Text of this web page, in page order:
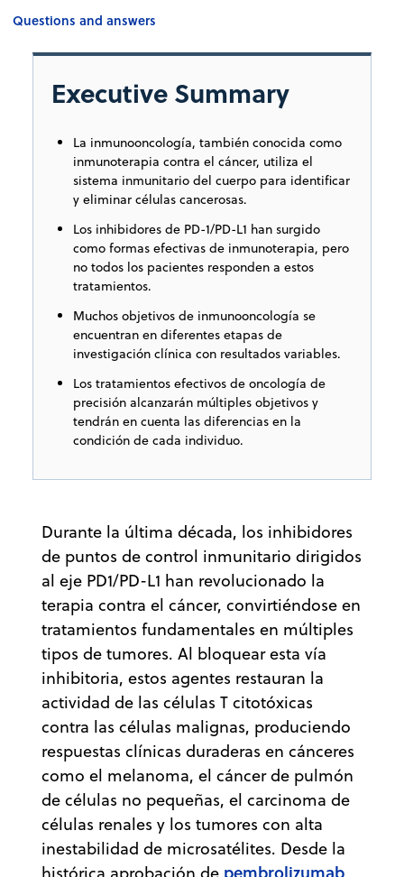
Questions and answers
Executive Summary
La inmunooncología, también conocida como
inmunoterapia contra el cáncer, utiliza el
sistema inmunitario del cuerpo para identificar
y eliminar células cancerosas.
Los inhibidores de PD-1/PD-L1 han surgido
como formas efectivas de inmunoterapia, pero
no todos los pacientes responden a estos
tratamientos.
Muchos objetivos de inmunooncología se
encuentran en diferentes etapas de
investigación clínica con resultados variables.
Los tratamientos efectivos de oncología de
precisión alcanzarán múltiples objetivos y
tendrán en cuenta las diferencias en la
condición de cada individuo.
Durante la última década, los inhibidores
de puntos de control inmunitario dirigidos
al eje PD1/PD-L1 han revolucionado la
terapia contra el cáncer, convirtiéndose en
tratamientos fundamentales en múltiples
tipos de tumores. Al bloquear esta vía
inhibitoria, estos agentes restauran la
actividad de las células T citotóxicas
contra las células malignas, produciendo
respuestas clínicas duraderas en cánceres
como el melanoma, el cáncer de pulmón
de células no pequeñas, el carcinoma de
células renales y los tumores con alta
inestabilidad de microsatélites. Desde la
pembrolizumab